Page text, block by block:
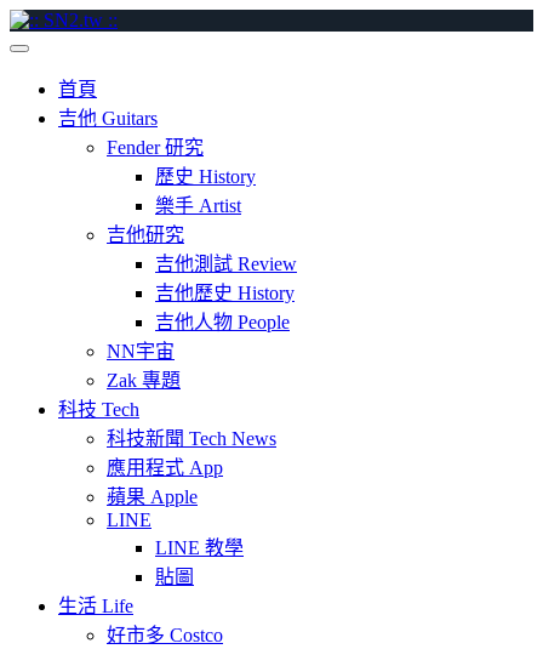
Skip
to
首頁
吉他 Guitars
Fender 研究
歷史 History
樂手 Artist
吉他研究
吉他測試 Review
吉他歷史 History
吉他人物 People
NN宇宙
Zak 專題
科技 Tech
科技新聞 Tech News
應用程式 App
蘋果 Apple
LINE
LINE 教學
貼圖
生活 Life
好市多 Costco